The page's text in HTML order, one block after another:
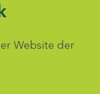
Website der